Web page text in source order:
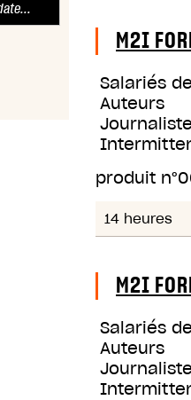
M2I
Salariés
Auteurs
produit n°
14 heures
M2I
Salariés
Auteurs